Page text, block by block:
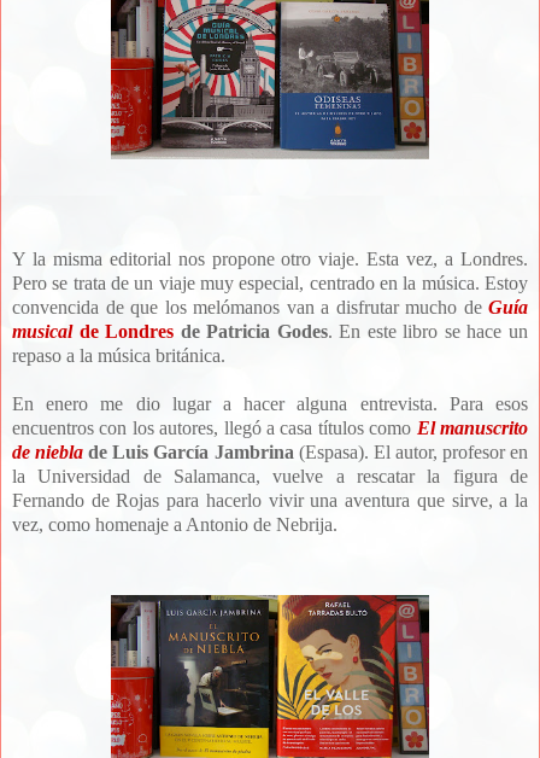
Y la misma editorial nos propone otro viaje. Esta vez, a Londres.
Pero se trata de un viaje muy especial, centrado en la música. Estoy
convencida de que los melómanos van a disfrutar mucho de Guía
musicalde Londres de Patricia Godes. En este libro se hace un
repaso a la música británica.
En enero me dio lugar a hacer alguna entrevista. Para esos
encuentros con los autores, llegó a casa títulos como El manuscrito
de niebla de Luis García Jambrina (Espasa). El autor, profesor en
la Universidad de Salamanca, vuelve a rescatar la figura de
Fernando de Rojas para hacerlo vivir una aventura que sirve, a la
vez, como homenaje a Antonio de Nebrija.